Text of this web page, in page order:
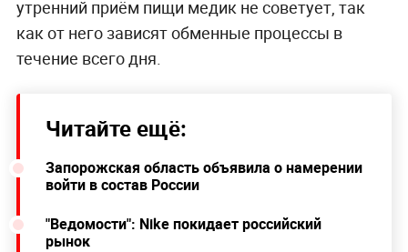
утренний приём пищи медик не советует, так
как от него зависят обменные процессы в
течение всего дня.
Читайте ещё:
Запорожская область объявила о намерении
войти в состав России
"Ведомости": Nike покидает российский
рынок